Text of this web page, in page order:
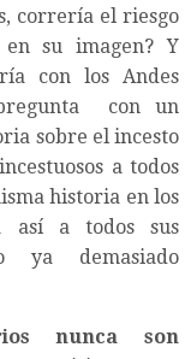
correría el riesgo
su imagen? Y
con los Andes
con un
sobre el incesto
a todos
historia en los
así a todos sus
ya demasiado
nunca son